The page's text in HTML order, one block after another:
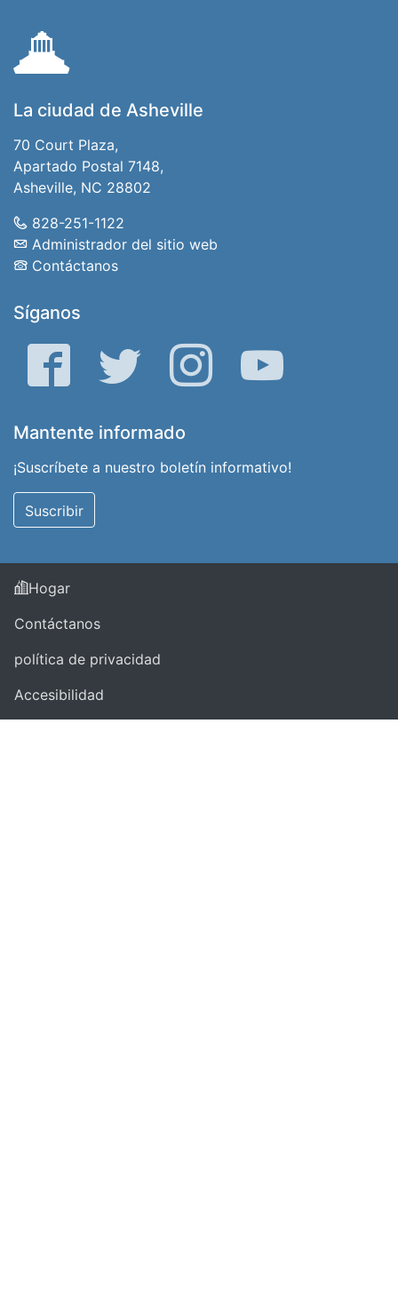
La ciudad de Asheville
70 Court Plaza,
Apartado Postal 7148,
Asheville, NC 28802
828-251-1122
Administrador del sitio web
Contáctanos
Síganos
Facebook Gorjeo Instagram YouTube
Mantente informado
¡Suscríbete a nuestro boletín informativo!
Suscribir
Hogar
Contáctanos
política de privacidad
Accesibilidad